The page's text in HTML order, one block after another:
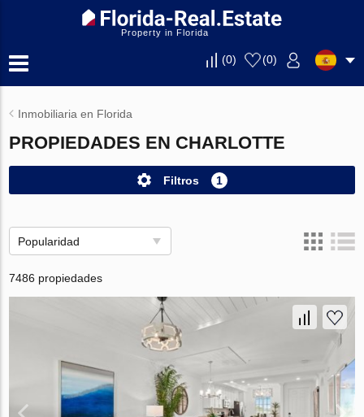
Property in Florida
(0) (0)
Inmobiliaria en Florida
PROPIEDADES EN CHARLOTTE
Filtros 1
Popularidad
7486 propiedades